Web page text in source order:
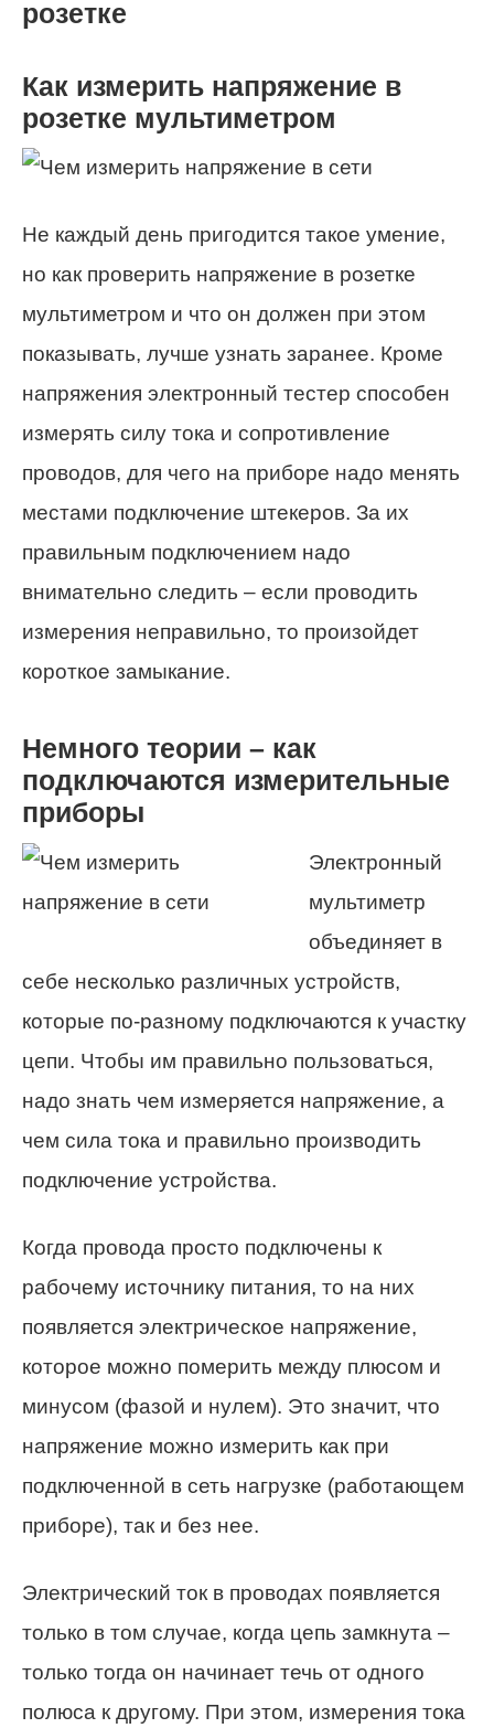
розетке
Как измерить напряжение в
розетке мультиметром
Не каждый день пригодится такое умение,
но как проверить напряжение в розетке
мультиметром и что он должен при этом
показывать, лучше узнать заранее. Кроме
напряжения электронный тестер способен
измерять силу тока и сопротивление
проводов, для чего на приборе надо менять
местами подключение штекеров. За их
правильным подключением надо
внимательно следить – если проводить
измерения неправильно, то произойдет
короткое замыкание.
Немного теории – как
подключаются измерительные
приборы
Электронный
мультиметр
объединяет в
себе несколько различных устройств,
которые по-разному подключаются к участку
цепи. Чтобы им правильно пользоваться,
надо знать чем измеряется напряжение, а
чем сила тока и правильно производить
подключение устройства.
Когда провода просто подключены к
рабочему источнику питания, то на них
появляется электрическое напряжение,
которое можно померить между плюсом и
минусом (фазой и нулем). Это значит, что
напряжение можно измерить как при
подключенной в сеть нагрузке (работающем
приборе), так и без нее.
Электрический ток в проводах появляется
только в том случае, когда цепь замкнута –
только тогда он начинает течь от одного
полюса к другому. При этом, измерения тока